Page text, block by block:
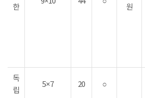
한
원
독
립
5×7 20 ○